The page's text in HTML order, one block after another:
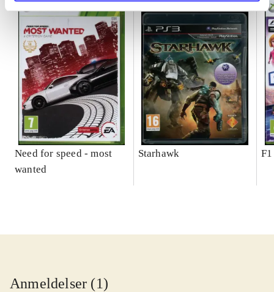
Need for speed - most
wanted
Starhawk
Anmeldelser (1)